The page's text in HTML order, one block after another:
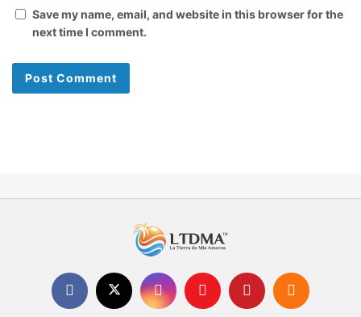
Save my name, email, and website in this browser for the
next time I comment.